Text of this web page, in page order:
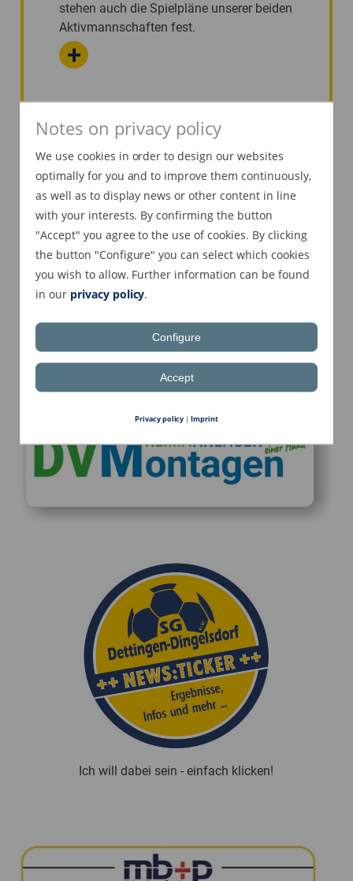
stehen auch die Spielpläne unserer beiden
Aktivmannschaften fest.
+
Als neue "Classic-Sponsoren" begrüßen
Ich will dabei sein - einfach klicken!
Notes on privacy policy
We use cookies in order to design our websites
optimally for you and to improve them continuously,
as well as to display news or other content in line
with your interests. By confirming the button
"Accept" you agree to the use of cookies. By clicking
the button "Configure" you can select which cookies
you wish to allow. Further information can be found
in our privacy policy.
Configure
Accept
Privacy policy |Imprint